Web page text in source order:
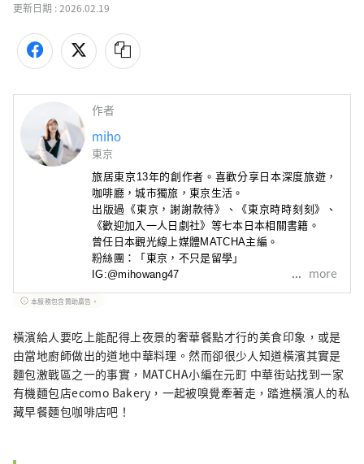
更新日期 :2026.02.19
作者
miho
東京
旅居東京13年的創作者。喜歡分享日本深度旅遊，
咖啡廳，城市獨旅，東京生活。
出版過《東京，謝謝款待》
、 《東京時時刻刻》
、
《歡迎加入一人日劇社》 等七本日本相關書籍。
曾任日本觀光線上媒體MATCHA主編。
粉絲團：「東京，不只是留學」
IG:@mihowang47
more
本服務包含贊助廣告。
橫濱給人要吃上能配得上夜景的奢華餐點才行的美食印象，或是
由當地廚師做出的道地中華料理。然而卻很少人知道橫濱其實是
麵包激戰區之一的事實，MATCHA小編在元町 中華街站找到一家
有機麵包店ecomo Bakery，一起被嗅覺牽著走，踏進橫濱人的私
藏早餐麵包咖啡店吧！